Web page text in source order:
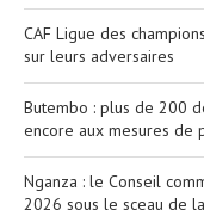
CAF Ligue des
sur leurs adversaires
Butembo : plus de 200
encore aux mesures de
Nganza : le Conseil
2026 sous le sceau de